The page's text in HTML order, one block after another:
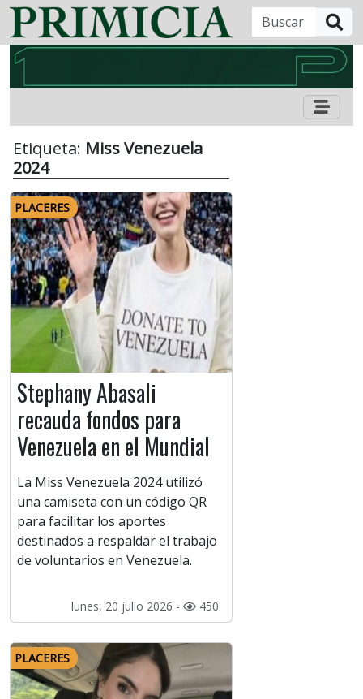
Etiqueta: Miss Venezuela
2024
PLACERES
Stephany Abasali
recauda fondos para
Venezuela en el Mundial
La Miss Venezuela 2024 utilizó
una camiseta con un código QR
para facilitar los aportes
destinados a respaldar el trabajo
de voluntarios en Venezuela.
lunes, 20 julio 2026 - 450
PLACERES